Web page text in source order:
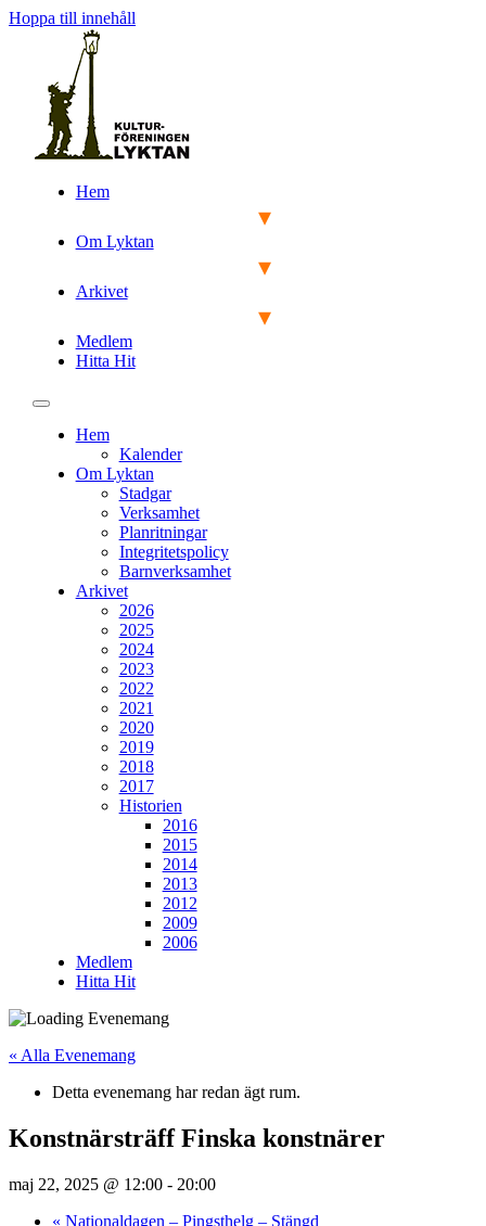
Hoppa till innehåll
Hem
Om Lyktan
Arkivet
Medlem
Hitta Hit
Hem
Kalender
Om Lyktan
Stadgar
Verksamhet
Planritningar
Integritetspolicy
Barnverksamhet
Arkivet
2026
2025
2024
2023
2022
2021
2020
2019
2018
2017
Historien
2016
2015
2014
2013
2012
2009
2006
Medlem
Hitta Hit
« Alla Evenemang
Detta evenemang har redan ägt rum.
Konstnärsträff Finska konstnärer
maj 22, 2025 @ 12:00 - 20:00
« Nationaldagen – Pingsthelg – Stängd